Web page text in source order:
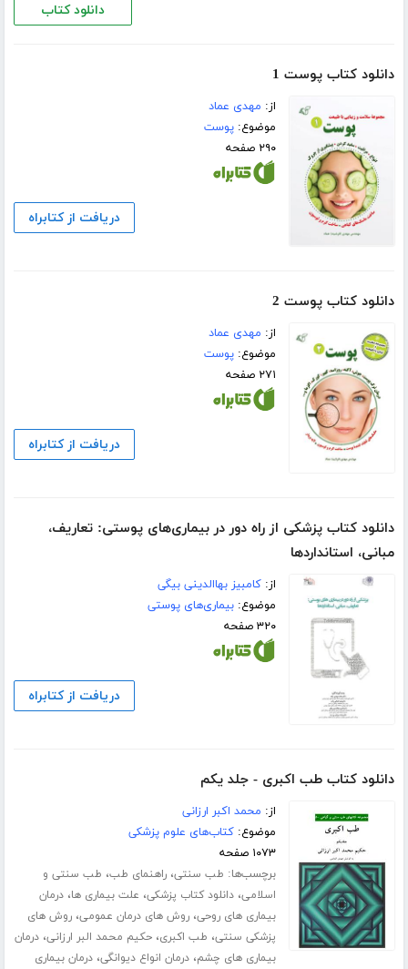
دانلود کتاب
دانلود کتاب پوست 1
از: مهدی عماد
موضوع:پوست
۲۹۰ صفحه
دریافت از کتابراه
دانلود کتاب پوست 2
از: مهدی عماد
موضوع:پوست
۲۷۱ صفحه
دریافت از کتابراه
دانلود کتاب پزشکی از راه دور در بیماری‌های پوستی: تعاریف،
مبانی، استانداردها
از:کامبیز بهاالدینی بیگی
موضوع:بیماری‌های پوستی
۳۲۰ صفحه
دریافت از کتابراه
دانلود کتاب طب اکبری - جلد یکم
از: محمد اکبر ارزانی
موضوع:کتاب‌های علوم پزشکی
۱۰۷۳ صفحه
برچسب‌ها: طب سنتی،راهنمای طب، طب سنتی و
اسلامی،دانلود کتاب پزشکی، علت بیماری ها،درمان
بیماری های روحی،روش های درمان عمومی،روش های
پزشکی سنتی، طب اکبری،حکیم محمد البر ارزانی،درمان
بیماری های چشم،درمان انواع دیوانگی،درمان بیماری